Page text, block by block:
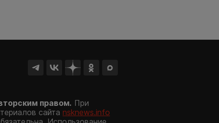
правом. При
сайта nsknews.info